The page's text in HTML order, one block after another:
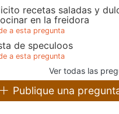
recetas saladas y
en la freidora
a esta pregunta
de speculoos
a esta pregunta
Ver todas las
Publique una